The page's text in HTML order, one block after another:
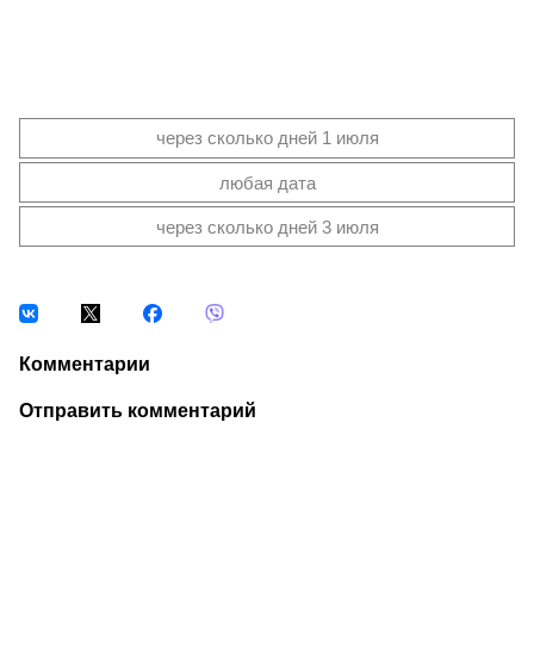
через сколько дней 1 июля
любая дата
через сколько дней 3 июля
Комментарии
Отправить комментарий